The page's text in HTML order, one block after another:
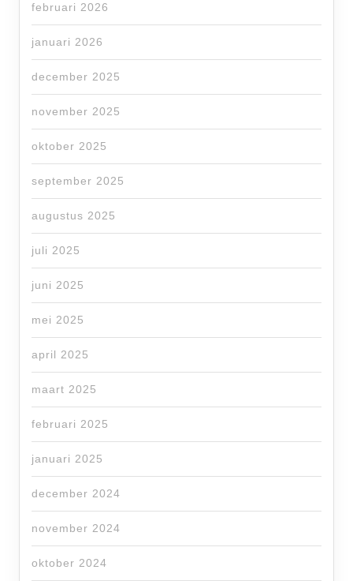
februari 2026
januari 2026
december 2025
november 2025
oktober 2025
september 2025
augustus 2025
juli 2025
juni 2025
mei 2025
april 2025
maart 2025
februari 2025
januari 2025
december 2024
november 2024
oktober 2024